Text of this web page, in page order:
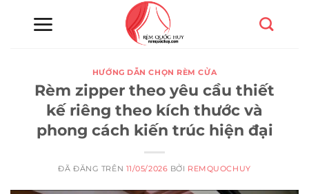
HƯỚNG DẪN CHỌN RÈM CỬA
Rèm zipper theo yêu cầu thiết
kế riêng theo kích thước và
phong cách kiến trúc hiện đại
ĐÃ ĐĂNG TRÊN 11/05/2026 BỞI REMQUOCHUY